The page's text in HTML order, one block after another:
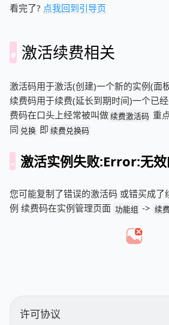
看完了? 点我回到引导页
激活续费相关
激活码用于激活(创建)一个新的实例(面
续费码用于续费(延长到期时间)一个已
费码在口头上经常被叫做 续费激活码 重
同 兑换 即 续费兑换码
激活实例失败:Error:无
您可能复制了错误的激活码 或错买成了
例 续费码在实例管理页面 功能组 -> 续
许可协议